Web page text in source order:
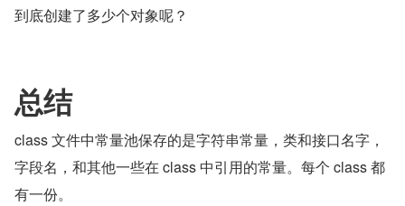
到底创建了多少个对象呢？
总结
class 文件中常量池保存的是字符串常量，类和接口名字，
字段名，和其他一些在 class 中引用的常量。每个 class 都
有一份。